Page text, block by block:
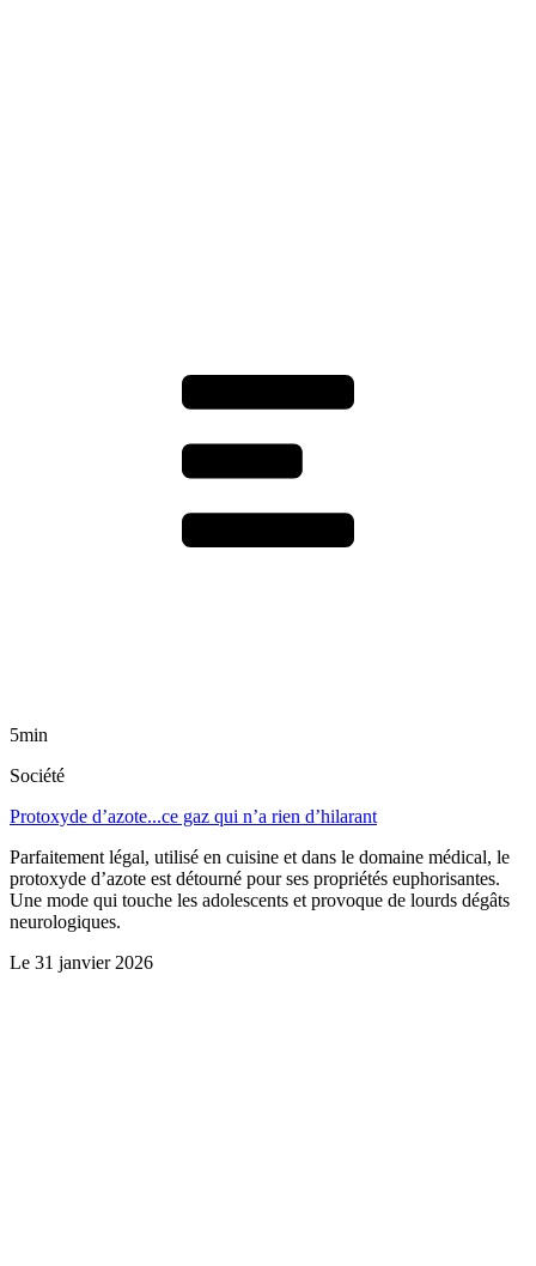
5min
Société
Protoxyde d’azote...ce gaz qui n’a rien d’hilarant
Parfaitement légal, utilisé en cuisine et dans le domaine médical, le
protoxyde d’azote est détourné pour ses propriétés euphorisantes.
Une mode qui touche les adolescents et provoque de lourds dégâts
neurologiques.
Le 31 janvier 2026